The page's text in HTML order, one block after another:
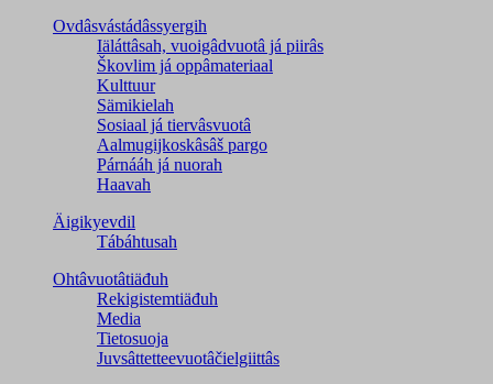
Ovdâsvástádâssyergih
Iäláttâsah, vuoigâdvuotâ já piirâs
Škovlim já oppâmateriaal
Kulttuur
Sämikielah
Sosiaal já tiervâsvuotâ
Aalmugijkoskâsâš pargo
Párnááh já nuorah
Haavah
Äigikyevdil
Tábáhtusah
Ohtâvuotâtiäđuh
Rekigistemtiäđuh
Media
Tietosuoja
Juvsâttetteevuotâčielgiittâs